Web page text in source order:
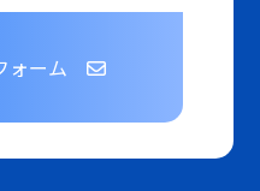
ォーム